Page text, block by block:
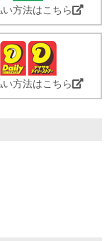
い方法はこちら
い方法はこちら